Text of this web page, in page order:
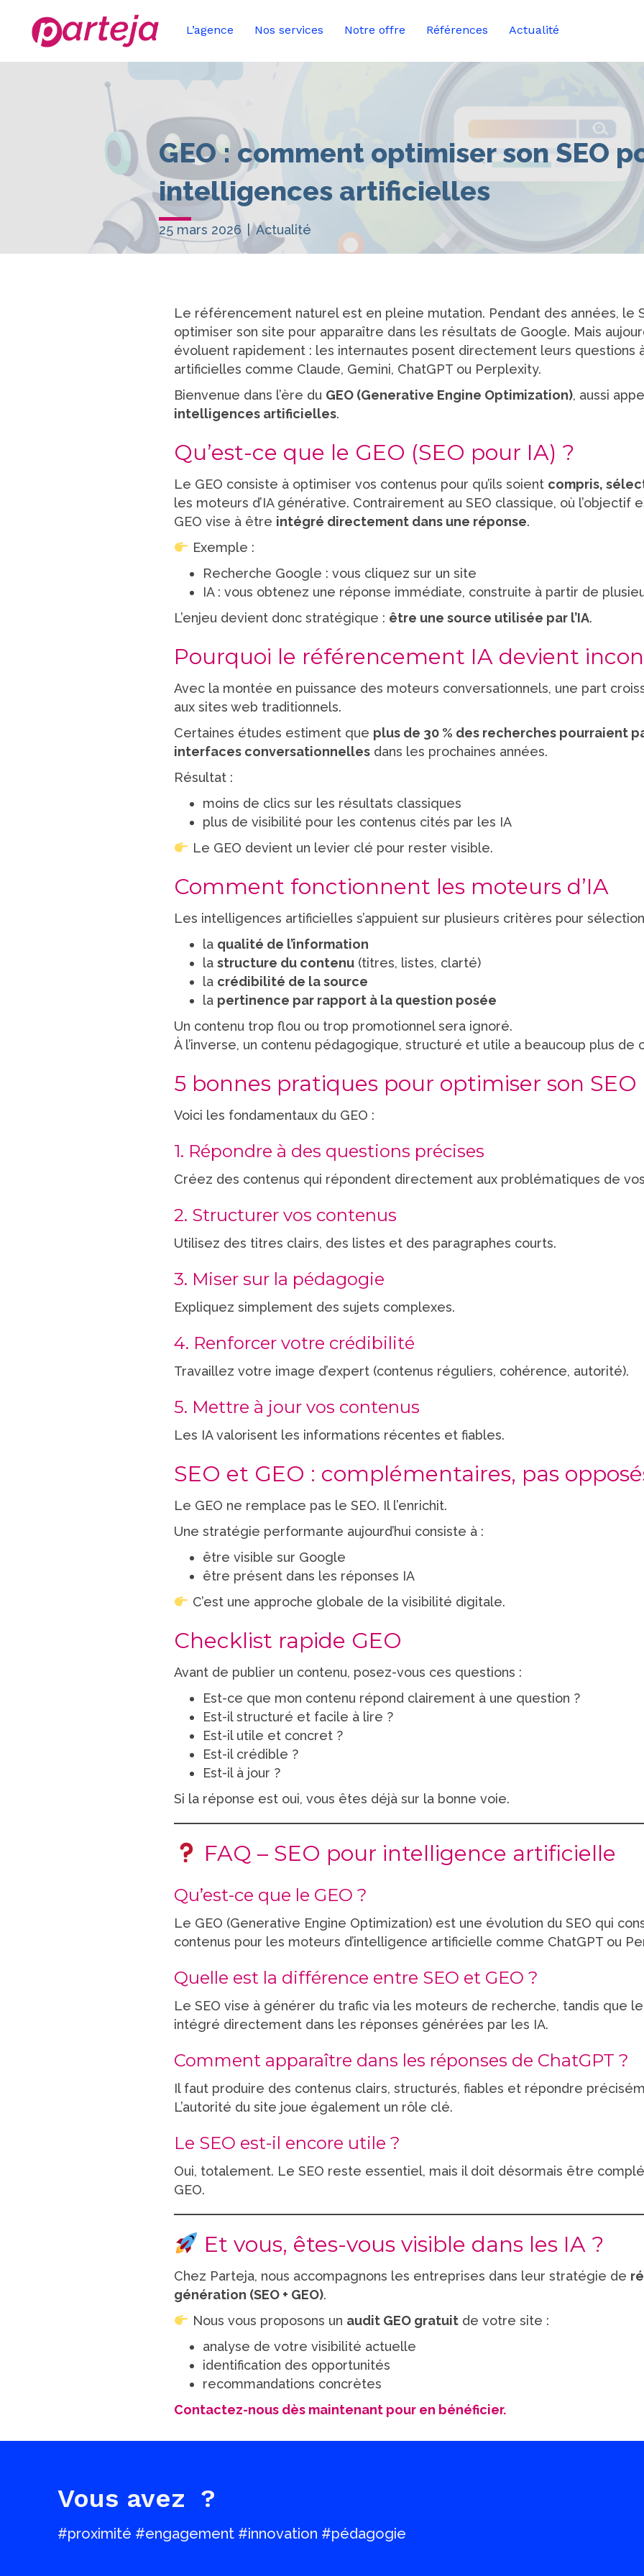
L’agence Nos services Notre offre Références Actualité
GEO : comment optimiser son SEO
intelligences artificielles
25 mars 2026 |Actualité
Le référencement naturel est en pleine mutation. Pendant des années, le
optimiser son site pour apparaître dans les résultats de Google. Mais
évoluent rapidement : les internautes posent directement leurs questions
artificielles comme Claude, Gemini, ChatGPT ou Perplexity.
Bienvenue dans l’ère du GEO (Generative Engine Optimization), aussi
intelligences artificielles.
Qu’est-ce que le GEO (SEO pour IA) ?
Le GEO consiste à optimiser vos contenus pour qu’ils soient compris,
les moteurs d’IA générative. Contrairement au SEO classique, où l’objectif
GEO vise à être intégré directement dans une réponse.
Exemple :
Recherche Google : vous cliquez sur un site
IA : vous obtenez une réponse immédiate, construite à partir de
L’enjeu devient donc stratégique : être une source utilisée par l’IA.
Pourquoi le référencement IA devient
Avec la montée en puissance des moteurs conversationnels, une part
aux sites web traditionnels.
Certaines études estiment que plus de 30 % des recherches pourraient
interfaces conversationnelles dans les prochaines années.
Résultat :
moins de clics sur les résultats classiques
plus de visibilité pour les contenus cités par les IA
Le GEO devient un levier clé pour rester visible.
Comment fonctionnent les moteurs d’IA
Les intelligences artificielles s’appuient sur plusieurs critères pour
la qualité de l’information
la structure du contenu (titres, listes, clarté)
la crédibilité de la source
la pertinence par rapport à la question posée
Un contenu trop flou ou trop promotionnel sera ignoré.
À l’inverse, un contenu pédagogique, structuré et utile a beaucoup plus de
5 bonnes pratiques pour optimiser son
Voici les fondamentaux du GEO :
1. Répondre à des questions précises
Créez des contenus qui répondent directement aux problématiques de
2. Structurer vos contenus
Utilisez des titres clairs, des listes et des paragraphes courts.
3. Miser sur la pédagogie
Expliquez simplement des sujets complexes.
4. Renforcer votre crédibilité
Travaillez votre image d’expert (contenus réguliers, cohérence, autorité).
5. Mettre à jour vos contenus
Les IA valorisent les informations récentes et fiables.
SEO et GEO : complémentaires, pas
Le GEO ne remplace pas le SEO. Il l’enrichit.
Une stratégie performante aujourd’hui consiste à :
être visible sur Google
être présent dans les réponses IA
C’est une approche globale de la visibilité digitale.
Checklist rapide GEO
Avant de publier un contenu, posez-vous ces questions :
Est-ce que mon contenu répond clairement à une question ?
Est-il structuré et facile à lire ?
Est-il utile et concret ?
Est-il crédible ?
Est-il à jour ?
Si la réponse est oui, vous êtes déjà sur la bonne voie.
FAQ – SEO pour intelligence artificielle
Qu’est-ce que le GEO ?
Le GEO (Generative Engine Optimization) est une évolution du SEO qui
contenus pour les moteurs d’intelligence artificielle comme ChatGPT ou
Quelle est la différence entre SEO et GEO ?
Le SEO vise à générer du trafic via les moteurs de recherche, tandis que
intégré directement dans les réponses générées par les IA.
Comment apparaître dans les réponses de ChatGPT ?
Il faut produire des contenus clairs, structurés, fiables et répondre
L’autorité du site joue également un rôle clé.
Le SEO est-il encore utile ?
Oui, totalement. Le SEO reste essentiel, mais il doit désormais être
GEO.
Et vous, êtes-vous visible dans les IA ?
Chez Parteja, nous accompagnons les entreprises dans leur stratégie de
génération (SEO + GEO).
Nous vous proposons un audit GEO gratuitde votre site :
analyse de votre visibilité actuelle
identification des opportunités
recommandations concrètes
Contactez-nous dès maintenant pour en bénéficier.
Vous avez ?
#proximité #engagement #innovation #pédagogie